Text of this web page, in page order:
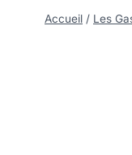
Accueil / Les